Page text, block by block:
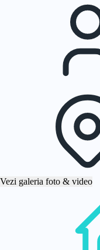
Vezi galeria foto & video